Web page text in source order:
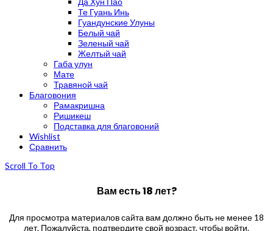
Те Гуань Инь
Гуандунские Улуны
Белый чай
Зеленый чай
Желтый чай
Габа улун
Мате
Травяной чай
Благовония
Рамакришна
Ришикеш
Подставка для благовоний
Wishlist
Сравнить
Scroll To Top
Вам есть 18 лет?
Для просмотра материалов сайта вам должно быть не менее 18
лет. Пожалуйста, подтвердите свой возраст, чтобы войти.